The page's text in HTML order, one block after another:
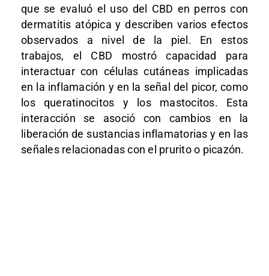
que se evaluó el uso del CBD en perros con
dermatitis atópica y describen varios efectos
observados a nivel de la piel. En estos
trabajos, el CBD mostró capacidad para
interactuar con células cutáneas implicadas
en la inflamación y en la señal del picor, como
los queratinocitos y los mastocitos. Esta
interacción se asoció con cambios en la
liberación de sustancias inflamatorias y en las
señales relacionadas con el prurito o picazón.